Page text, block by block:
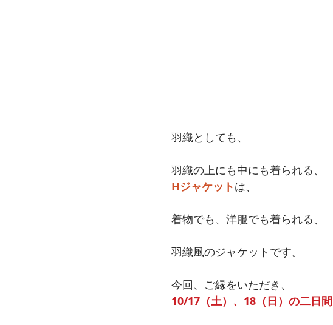
羽織としても、
羽織の上にも中にも着られる、
Hジャケットは、
着物でも、洋服でも着られる、
羽織風のジャケットです。
今回、ご縁をいただき、
10/17（土）、18（日）の二日間